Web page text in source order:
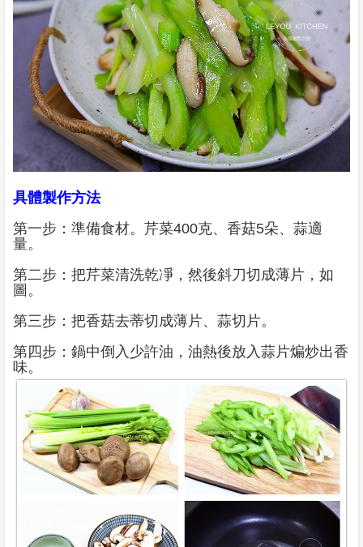
具體製作方法
第一步：準備食材。芹菜400克、香菇5朵、蒜適
量。
第二步：把芹菜清洗乾凈，然後斜刀切成薄片，如
圖。
第三步：把香菇去蒂切成薄片、蒜切片。
第四步：鍋中倒入少許油，油熱後放入蒜片煸炒出香
味。